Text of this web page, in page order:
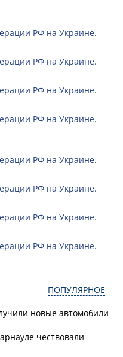
РФ на Украине.
РФ на Украине.
РФ на Украине.
РФ на Украине.
РФ на Украине.
РФ на Украине.
РФ на Украине.
РФ на Украине.
ПОПУЛЯРНОЕ
новые автомобили
чествовали